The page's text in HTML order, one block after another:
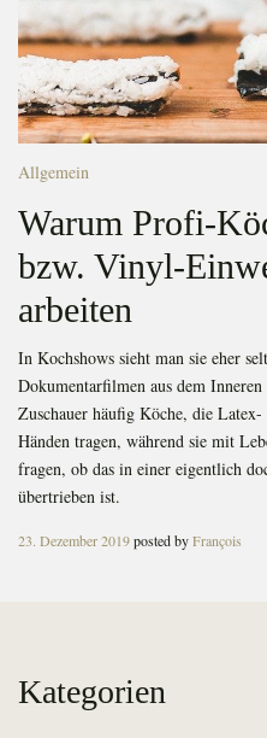
Allgemein
Warum Profi-
bzw. Vinyl-
arbeiten
In Kochshows sieht man sie eher
Dokumentarfilmen aus dem
Zuschauer häufig Köche, die
Händen tragen, während sie mit
fragen, ob das in einer eigentlich
übertrieben ist.
Posted
23. Dezember 2019posted byFrançois
Kategorien